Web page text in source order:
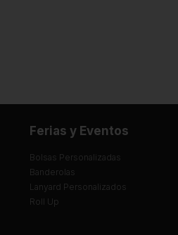
Ferias y Eventos
Bolsas Personalizadas
Banderolas
Lanyard Personalizados
Roll Up